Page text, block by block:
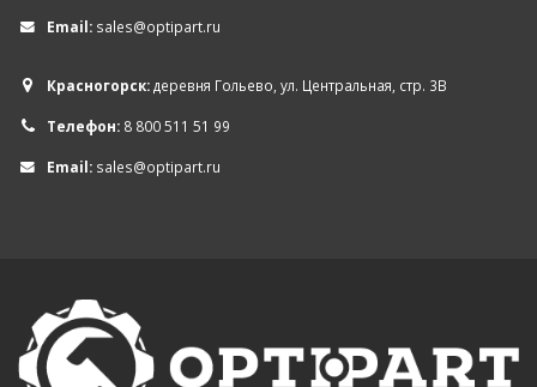
Email: sales@optipart.ru
Красногорск:деревня Гольево, ул. Центральная, стр. 3В
Телефон: 8 800 511 51 99
Email: sales@optipart.ru